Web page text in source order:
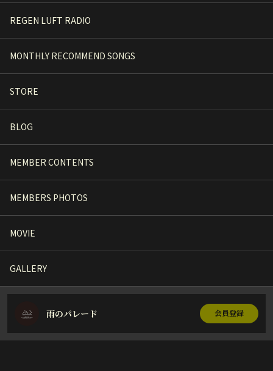
REGEN LUFT RADIO
MONTHLY RECOMMEND SONGS
STORE
BLOG
MEMBER CONTENTS
MEMBERS PHOTOS
MOVIE
GALLERY
雨のパレード 会員登録